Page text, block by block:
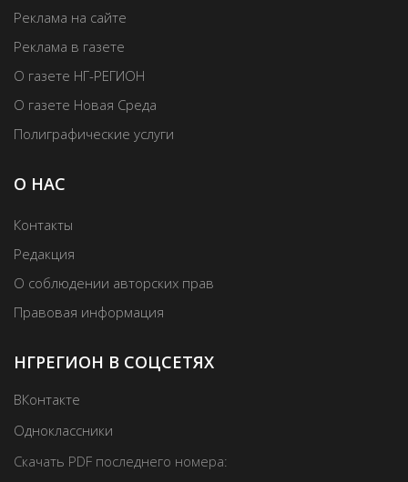
Реклама на сайте
Реклама в газете
О газете НГ-РЕГИОН
О газете Новая Среда
Полиграфические услуги
О НАС
Контакты
Редакция
О соблюдении авторских прав
Правовая информация
НГРЕГИОН В СОЦСЕТЯХ
ВКонтакте
Одноклассники
Скачать PDF последнего номера: